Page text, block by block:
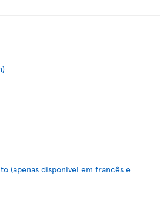
(apenas disponível em francês e